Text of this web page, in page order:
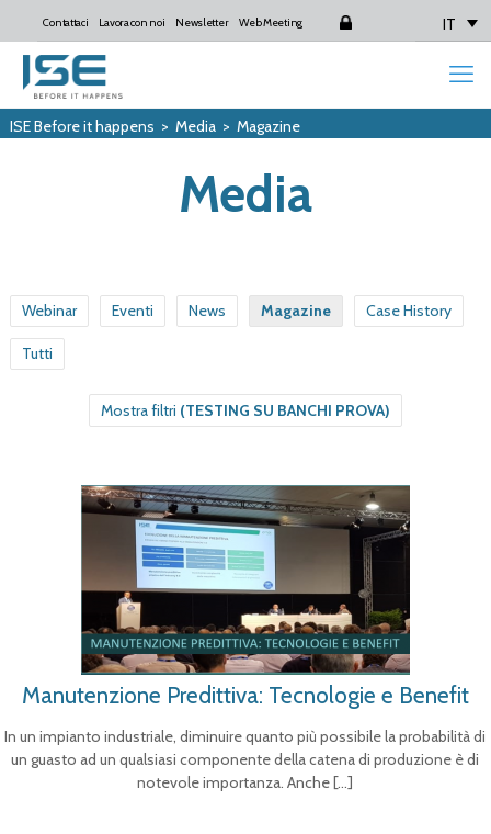
Contattaci Lavora con noi Newsletter Web Meeting IT
ISE Before it happens > Media> Magazine
Media
Webinar Eventi News Magazine Case History
Tutti
Mostra filtri (TESTING SU BANCHI PROVA)
Manutenzione Predittiva: Tecnologie e Benefit
In un impianto industriale, diminuire quanto più possibile la probabilità di
un guasto ad un qualsiasi componente della catena di produzione è di
notevole importanza. Anche[…]